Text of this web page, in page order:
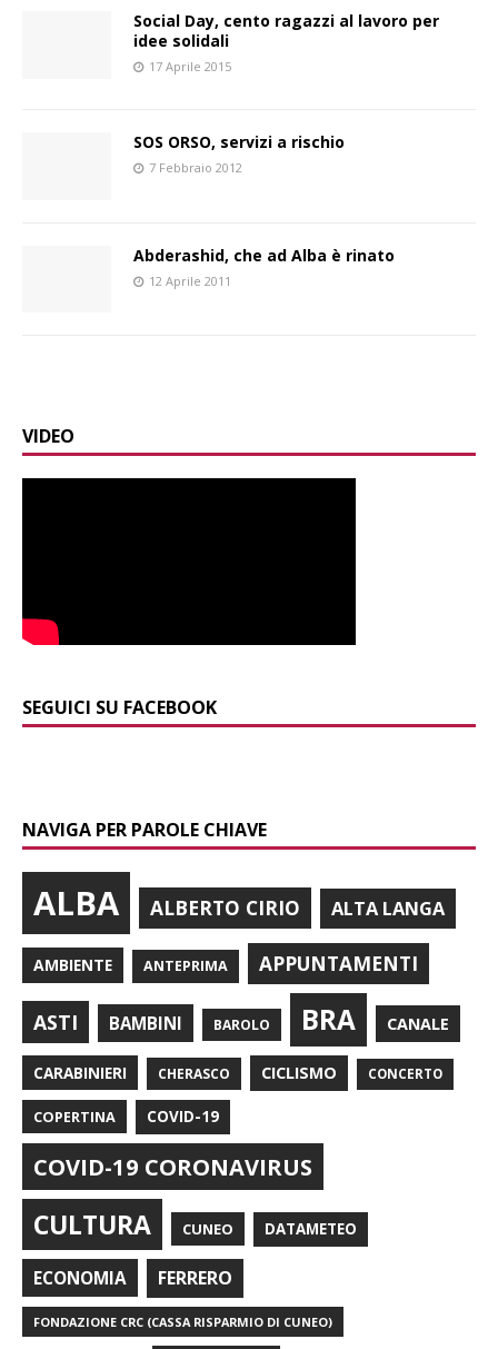
Social Day, cento ragazzi al lavoro per
idee solidali
17 Aprile 2015
SOS ORSO, servizi a rischio
7 Febbraio 2012
Abderashid, che ad Alba è rinato
12 Aprile 2011
VIDEO
SEGUICI SU FACEBOOK
NAVIGA PER PAROLE CHIAVE
ALBA ALBERTO CIRIO ALTA LANGA
AMBIENTE ANTEPRIMA APPUNTAMENTI
ASTI BAMBINI BAROLO BRA CANALE
CARABINIERI CHERASCO CICLISMO CONCERTO
COPERTINA COVID-19
COVID-19 CORONAVIRUS
CULTURA CUNEO DATAMETEO
ECONOMIA FERRERO
FONDAZIONE CRC (CASSA RISPARMIO DI CUNEO)